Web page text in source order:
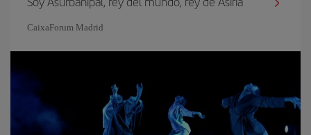
CaixaForum Madrid